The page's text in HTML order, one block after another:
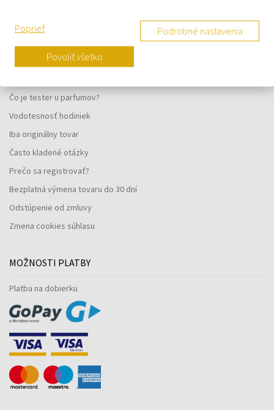
Reklamačný formulár
Kedy obdržím objednaný tovar?
Čo je tester u parfumov?
Vodotesnosť hodiniek
Iba originálny tovar
Často kladené otázky
Prečo sa registrovať?
Bezplatná výmena tovaru do 30 dní
Odstúpenie od zmluvy
Zmena cookies súhlasu
MOŽNOSTI PLATBY
Platba na dobierku
Poprieť Podrobné nastavenia
Povoliť všetko